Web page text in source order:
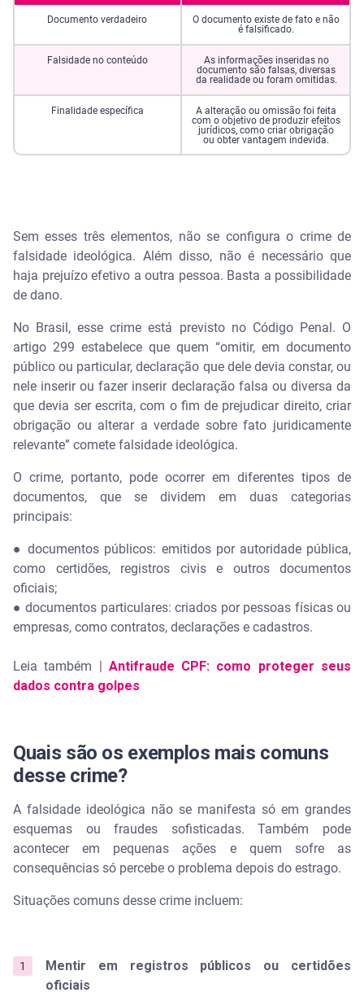
O que é artigo 171 e 299?
O que significa 155 e 157?
Documento verdadeiro
O documento existe de fato e não
é falsificado.
Falsidade no conteúdo
As informações inseridas no
documento são falsas, diversas
da realidade ou foram omitidas.
Finalidade específica
A alteração ou omissão foi feita
com o objetivo de produzir efeitos
jurídicos, como criar obrigação
ou obter vantagem indevida.
Sem esses três elementos, não se configura o crime de
falsidade ideológica. Além disso, não é necessário que
haja prejuízo efetivo a outra pessoa. Basta a possibilidade
de dano.
No Brasil, esse crime está previsto no Código Penal. O
artigo 299 estabelece que quem “omitir, em documento
público ou particular, declaração que dele devia constar, ou
nele inserir ou fazer inserir declaração falsa ou diversa da
que devia ser escrita, com o fim de prejudicar direito, criar
obrigação ou alterar a verdade sobre fato juridicamente
relevante” comete falsidade ideológica.
O crime, portanto, pode ocorrer em diferentes tipos de
documentos, que se dividem em duas categorias
principais:
● documentos públicos: emitidos por autoridade pública,
como certidões, registros civis e outros documentos
oficiais;
● documentos particulares: criados por pessoas físicas ou
empresas, como contratos, declarações e cadastros.
Leia também | Antifraude CPF: como proteger seus
dados contra golpes
Quais são os exemplos mais comuns
desse crime?
A falsidade ideológica não se manifesta só em grandes
esquemas ou fraudes sofisticadas. Também pode
acontecer em pequenas ações e quem sofre as
consequências só percebe o problema depois do estrago.
Situações comuns desse crime incluem:
Mentir em registros públicos ou certidões
oficiais